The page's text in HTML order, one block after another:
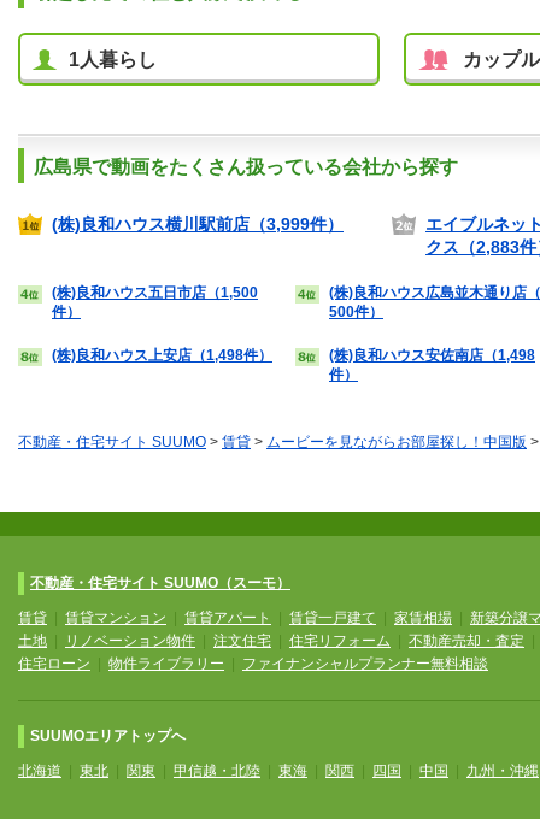
1人暮らし カップ
広島県で動画をたくさん扱っている会社から探す
(株)良和ハウス横川駅前店（3,999件）
エイブルネッ
クス（2,883件
(株)良和ハウス五日市店（1,500
件）
(株)良和ハウス広島並木通り店
500件）
(株)良和ハウス上安店（1,498件）
(株)良和ハウス安佐南店（1,498
件）
不動産・住宅サイト SUUMO > 賃貸 > ムービーを見ながらお部屋探し！中国版
不動産・住宅サイト SUUMO（スーモ）
賃貸 賃貸マンション 賃貸アパート 賃貸一戸建て 家賃相場
新築分譲
土地
リノベーション物件 注文住宅 住宅リフォーム 不動産売却・査定
住宅ローン
物件ライブラリー ファイナンシャルプランナー無料相談
SUUMOエリアトップへ
北海道 東北 関東 甲信越・北陸 東海 関西 四国 中国 九州・沖縄